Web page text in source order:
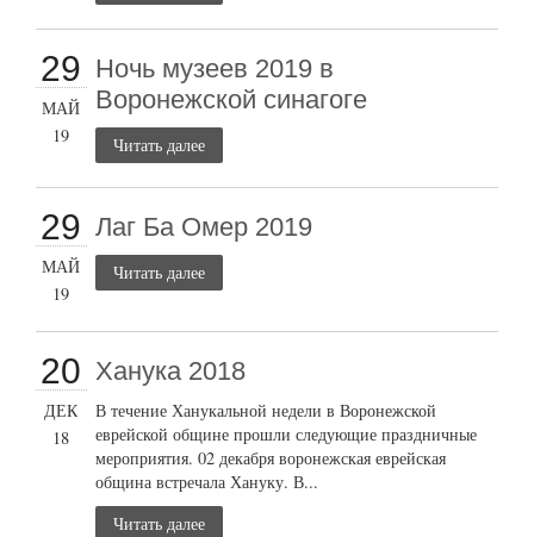
29
МАЙ
19
Ночь музеев 2019 в
Воронежской синагоге
Читать далее
29
МАЙ
19
Лаг Ба Омер 2019
Читать далее
20
ДЕК
18
Ханука 2018
В течение Ханукальной недели в Воронежской
еврейской общине прошли следующие праздничные
мероприятия. 02 декабря воронежская еврейская
община встречала Хануку. В...
Читать далее